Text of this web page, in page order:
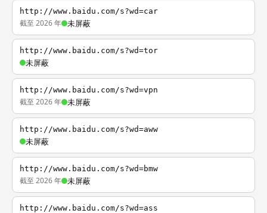
http://www.baidu.com/s?wd=car
截至 2026 年 未屏蔽
http://www.baidu.com/s?wd=tor
未屏蔽
http://www.baidu.com/s?wd=vpn
截至 2026 年 未屏蔽
http://www.baidu.com/s?wd=aww
未屏蔽
http://www.baidu.com/s?wd=bmw
截至 2026 年 未屏蔽
http://www.baidu.com/s?wd=ass